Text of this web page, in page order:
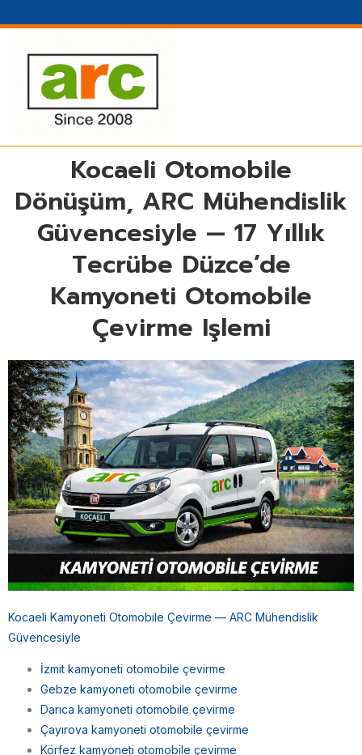
Kocaeli Otomobile
Dönüşüm, ARC Mühendislik
Güvencesiyle — 17 Yıllık
Tecrübe Düzce’de
Kamyoneti Otomobile
Çevirme Işlemi
Kocaeli Kamyoneti Otomobile Çevirme — ARC Mühendislik
Güvencesiyle
İzmit kamyoneti otomobile çevirme
Gebze kamyoneti otomobile çevirme
Darıca kamyoneti otomobile çevirme
Çayırova kamyoneti otomobile çevirme
Körfez kamyoneti otomobile çevirme